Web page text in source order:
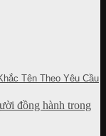
Tên Theo Yêu Cầu
đồng hành trong